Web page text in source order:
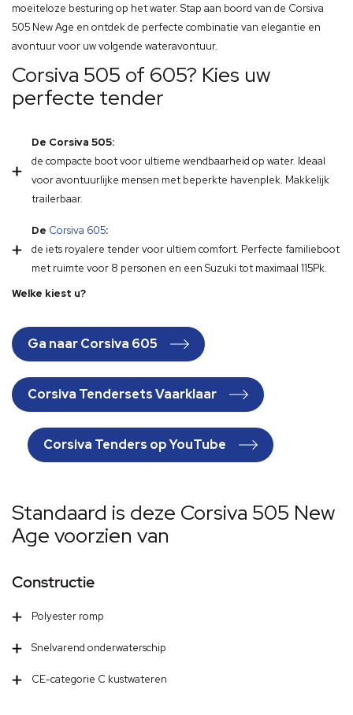
moeiteloze besturing op het water. Stap aan boord van de Corsiva
505 New Age en ontdek de perfecte combinatie van elegantie en
avontuur voor uw volgende wateravontuur.
Corsiva 505 of 605? Kies uw
perfecte tender
De Corsiva 505:
de compacte boot voor ultieme wendbaarheid op water. Ideaal
voor avontuurlijke mensen met beperkte havenplek. Makkelijk
trailerbaar.
De Corsiva 605:
de iets royalere tender voor ultiem comfort. Perfecte familieboot
met ruimte voor 8 personen en een Suzuki tot maximaal 115Pk.
Welke kiest u?
Ga naar Corsiva 605
Corsiva Tendersets Vaarklaar
Corsiva Tenders op YouTube
Standaard is deze Corsiva 505 New
Age voorzien van
Constructie
Polyester romp
Snelvarend onderwaterschip
CE-categorie C kustwateren